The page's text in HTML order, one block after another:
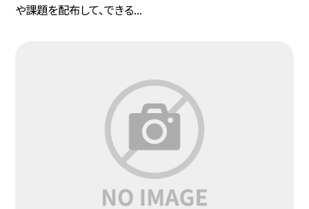
や課題を配布して、できる...